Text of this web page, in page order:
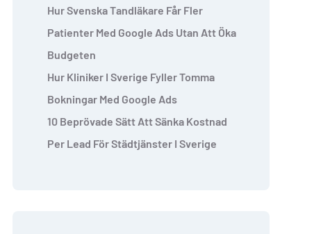
Hur Svenska Tandläkare Får Fler
Patienter Med Google Ads Utan Att Öka
Budgeten
Hur Kliniker I Sverige Fyller Tomma
Bokningar Med Google Ads
10 Beprövade Sätt Att Sänka Kostnad
Per Lead För Städtjänster I Sverige